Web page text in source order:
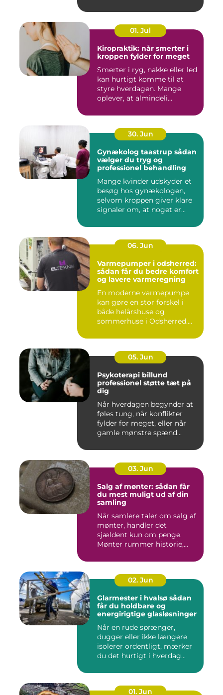
01. Jul
Kiropraktik: når smerter i
kroppen fylder for meget
Smerter i ryg, nakke eller led
kan hurtigt komme til at
styre hverdagen. Mange
oplever, at almindeli...
30. Jun
Gynækolog taastrup sådan
vælger du tryg og
professionel behandling
Mange kvinder udskyder et
besøg hos gynækologen,
selvom kroppen giver klare
signaler om, at noget er...
06. Jun
Varmepumper i odsherred:
sådan får du bedre komfort
og lavere varmeregning
En moderne varmepumpe
kan gøre en stor forskel i
både helårshuse og
sommerhuse i Odsherred.
05. Jun
Psykoterapi billund
professionel støtte tæt på
dig
Når hverdagen begynder at
føles tung, når konflikter
fylder for meget, eller når
gamle mønstre spænd...
03. Jun
Salg af mønter: sådan får
du mest muligt ud af din
samling
Når samlere taler om salg af
mønter, handler det
sjældent kun om penge.
Mønter rummer historie,
02. Jun
Glarmester i hvalsø sådan
får du holdbare og
energirigtige glasløsninger
Når en rude sprænger,
dugger eller ikke længere
isolerer ordentligt, mærker
du det hurtigt i hverdag...
01. Jun